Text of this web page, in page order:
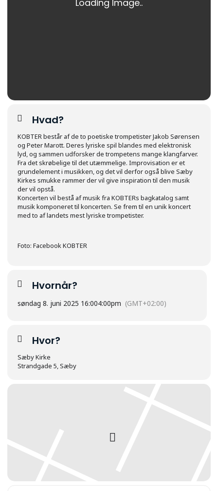
Hvad?
KOBTER består af de to poetiske trompetister Jakob Sørensen
og Peter Marott. Deres lyriske spil blandes med elektronisk
lyd, og sammen udforsker de trompetens mange klangfarver.
Fra det skrøbelige til det utæmmelige. Improvisation er et
grundelement i musikken, og det vil derfor også blive Sæby
Kirkes smukke rammer der vil give inspiration til den musik
der vil opstå.
Koncerten vil bestå af musik fra KOBTERs bagkatalog samt
musik komponeret til koncerten. Se frem til en unik koncert
med to af landets mest lyriske trompetister.
Foto: Facebook KOBTER
Hvornår?
søndag 8. juni 2025 16:004:00pm (GMT+02:00)
Hvor?
Sæby Kirke
Strandgade 5, Sæby